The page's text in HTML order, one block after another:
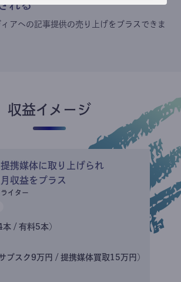
れる
アへの記事提供の売り上げをプラスできま
収益イメージ
提携媒体に取り上げられ
月収益をプラス
ライター
本 / 有料5本)
ブスク9万円 / 提携媒体買取15万円)